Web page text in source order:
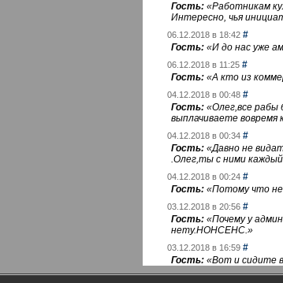
Гость: «Работникам
Интересно, чья
06.12.2018 в 18:42 #
Гость: «И до нас уже
06.12.2018 в 11:25 #
Гость: «А кто из
04.12.2018 в 00:48 #
Гость: «Олег,все рабы
выплачиваете
04.12.2018 в 00:34 #
Гость: «Давно не
.Олег,ты с ними каждый
04.12.2018 в 00:24 #
Гость: «Потому что не
03.12.2018 в 20:56 #
Гость: «Почему у
нету.НОНСЕНС.»
03.12.2018 в 16:59 #
Гость: «Вот и сидите